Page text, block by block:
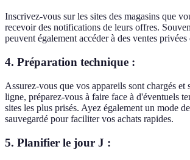
Inscrivez-vous sur les sites des magasins que
recevoir des notifications de leurs offres.
peuvent également accéder à des ventes
4. Préparation technique :
Assurez-vous que vos appareils sont chargés et
ligne, préparez-vous à faire face à d'éventuels
sites les plus prisés. Ayez également un mode
sauvegardé pour faciliter vos achats rapides.
5. Planifier le jour J :